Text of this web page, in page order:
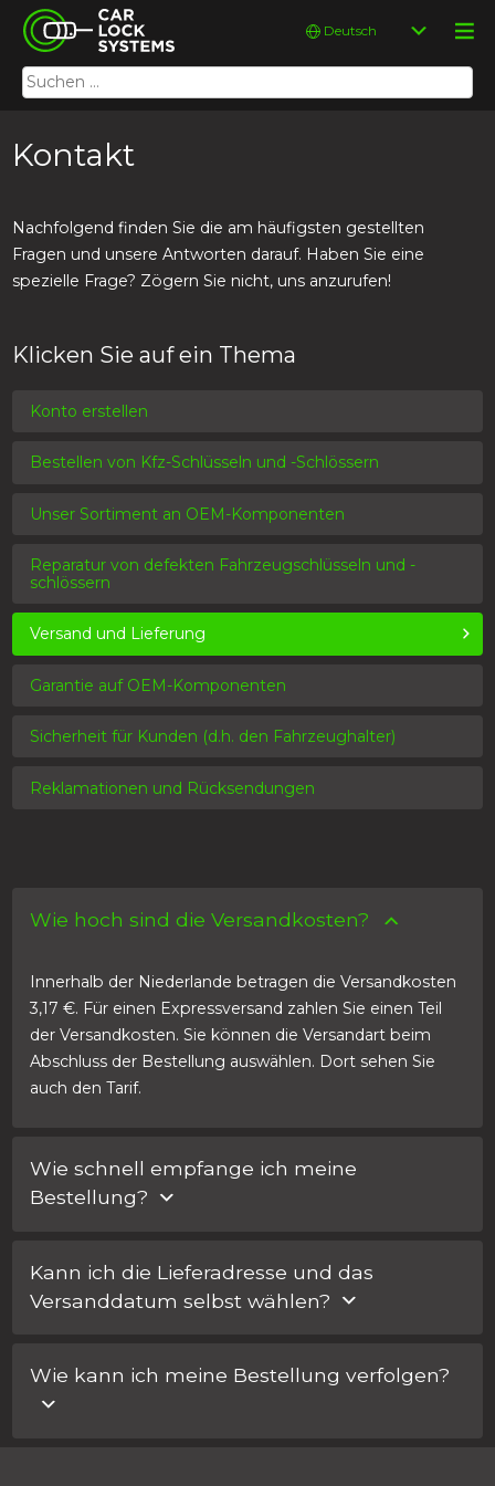
Skip
content
Car Lock Systems
Car Lock Systems
Suchen
nach:
Sprache
Kontakt
Nachfolgend finden Sie die am häufigsten gestellten
Fragen und unsere Antworten darauf. Haben Sie eine
spezielle Frage? Zögern Sie nicht, uns anzurufen!
Klicken Sie auf ein Thema
Konto erstellen
Bestellen von Kfz-Schlüsseln und -Schlössern
Unser Sortiment an OEM-Komponenten
Reparatur von defekten Fahrzeugschlüsseln und -
schlössern
Versand und Lieferung
Garantie auf OEM-Komponenten
Sicherheit für Kunden (d.h. den Fahrzeughalter)
Reklamationen und Rücksendungen
Wie hoch sind die Versandkosten?
Innerhalb der Niederlande betragen die Versandkosten
3,17 €. Für einen Expressversand zahlen Sie einen Teil
der Versandkosten. Sie können die Versandart beim
Abschluss der Bestellung auswählen. Dort sehen Sie
auch den Tarif.
Wie schnell empfange ich meine
Bestellung?
Sie können die Versandmethode wählen, wenn Sie eine
einen Teil der Versandkosten.
Kann ich die Lieferadresse und das
Versanddatum selbst wählen?
Ja, das ist möglich! Sonderwünsche können beim
Abschluss Ihrer Bestellung im Feld „Anmerkungen für
Wie kann ich meine Bestellung verfolgen?